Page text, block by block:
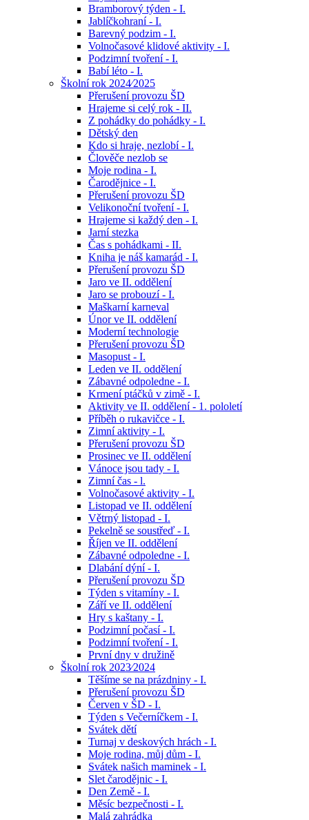
Bramborový týden - I.
Jablíčkohraní - I.
Barevný podzim - I.
Volnočasové klidové aktivity - I.
Podzimní tvoření - I.
Babí léto - I.
Školní rok 2024⁄2025
Přerušení provozu ŠD
Hrajeme si celý rok - II.
Z pohádky do pohádky - I.
Dětský den
Kdo si hraje, nezlobí - I.
Člověče nezlob se
Moje rodina - I.
Čarodějnice - I.
Přerušení provozu ŠD
Velikonoční tvoření - I.
Hrajeme si každý den - I.
Jarní stezka
Čas s pohádkami - II.
Kniha je náš kamarád - I.
Přerušení provozu ŠD
Jaro ve II. oddělení
Jaro se probouzí - I.
Maškarní karneval
Únor ve II. oddělení
Moderní technologie
Přerušení provozu ŠD
Masopust - I.
Leden ve II. oddělení
Zábavné odpoledne - I.
Krmení ptáčků v zimě - I.
Aktivity ve II. oddělení - 1. pololetí
Příběh o rukavičce - I.
Zimní aktivity - I.
Přerušení provozu ŠD
Prosinec ve II. oddělení
Vánoce jsou tady - I.
Zimní čas - l.
Volnočasové aktivity - I.
Listopad ve II. oddělení
Větrný listopad - I.
Pekelně se soustřeď - I.
Říjen ve II. oddělení
Zábavné odpoledne - I.
Dlabání dýní - I.
Přerušení provozu ŠD
Týden s vitamíny - I.
Září ve II. oddělení
Hry s kaštany - I.
Podzimní počasí - I.
Podzimní tvoření - I.
První dny v družině
Školní rok 2023⁄2024
Těšíme se na prázdniny - I.
Přerušení provozu ŠD
Červen v ŠD - I.
Týden s Večerníčkem - I.
Svátek dětí
Turnaj v deskových hrách - I.
Moje rodina, můj dům - I.
Svátek našich maminek - I.
Slet čarodějnic - I.
Den Země - I.
Měsíc bezpečnosti - I.
Malá zahrádka